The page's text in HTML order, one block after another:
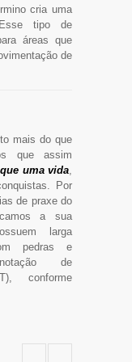
cria uma
tipo de
áreas que
de
mais do que
que assim
uma vida,
Por
de praxe do
a sua
larga
pedras e
de
conforme